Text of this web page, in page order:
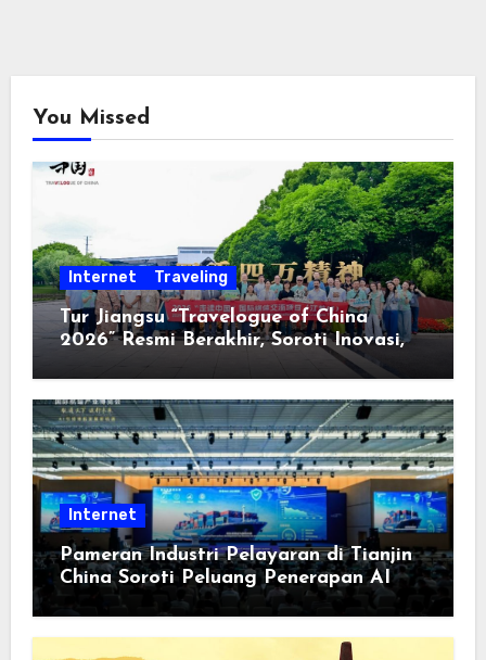
You Missed
Internet Traveling
Tur Jiangsu “Travelogue of China
2026” Resmi Berakhir, Soroti Inovasi,
Keterbukaan, dan Pembangunan
Berorientasi pada Masyarakat
Internet
Pameran Industri Pelayaran di Tianjin
China Soroti Peluang Penerapan AI